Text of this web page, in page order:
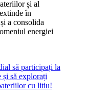
și al
în
a consolida
energiei